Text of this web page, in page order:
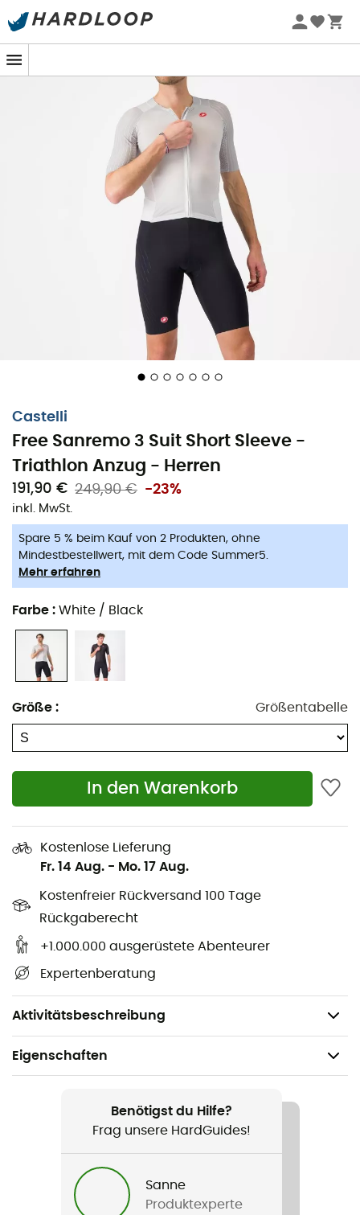
-5% Extra - Code Summer5
Castelli
Free Sanremo 3 Suit Short Sleeve -
Triathlon Anzug - Herren
191,90 € 249,90 € -23%
inkl. MwSt.
Spare 5 % beim Kauf von 2 Produkten, ohne
Mindestbestellwert, mit dem Code Summer5.
Mehr erfahren
Farbe : White / Black
Größe : Größentabelle
In den Warenkorb
Kostenlose Lieferung
Fr. 14 Aug. - Mo. 17 Aug.
Kostenfreier Rückversand 100 Tage
Rückgaberecht
+1.000.000 ausgerüstete Abenteurer
Expertenberatung
Aktivitätsbeschreibung
Verbündeten sein. Und vergessen Sie nicht die
integrierte Eistasche im Nacken, ein genialer Trick, der
Sie kühl hält, wenn Sie es am meisten brauchen. Die
Sanremo-Funktion, die es ermöglicht, den Anzug vorne
komplett zu öffnen, bietet Ihnen optimale Belüftung und
schnelle Pausen in kritischen Momenten.
Schließlich können Sie mit den beiden großzügigen
Rückentaschen genug Snacks mitnehmen, um einem
Energieeinbruch vorzubeugen. Ziehen Sie den
an und spüren Sie den Unterschied, denn im
Sport wie im Leben zählt jedes Detail. Bereit, auf der
Erfolgswelle zu reiten?
Eine echte Weiterentwicklung unseres
meistverkauften Anzugs
Stoffplatzierung und Nahtführung basieren auf
CFD-Simulationen
Speziell gerippter Stoff an Ärmeln und Schultern zur
Wettkampfgeschwindigkeiten, mit einer
signifikanten Reduzierung des CdA
Innere Eistasche im Nacken, um Ihre
Körpertemperatur bei heißesten Bedingungen
niedrig zu halten
Thermoversiegelte Ärmelabschlüsse für Komfort
Leichter Körperstoff für optimalen Kühlungs-,
Die 2 Rückentaschen liegen flach an und halten
Ihre Snacks sicher
Die Sanremo-Frontöffnung von Castelli ermöglicht
Toilettenpausen oder das Öffnen bei sehr heißem
Wetter
Beine aus elastischem Forza2-Stoff mit optimierter
Aerodynamik für maximalen Komfort und
hervorragende aerodynamische Eigenschaften
Silikon-Gripper, um den Beinabschluss in Position zu
KISS Tri-Sitzpolster, das hervorragenden Komfort
beim Radfahren bietet und beim Laufen kaum
spürbar ist
Temperatur: 15°C - 40°C
Gewicht: 233 g
Eigenschaften
Benötigst du Hilfe?
Frag unsere HardGuides!
Sanne
Produktexperte